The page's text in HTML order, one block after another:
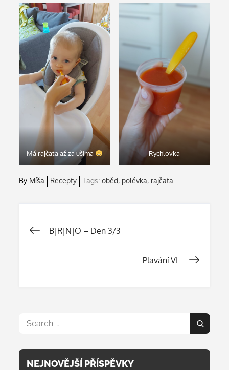
Má rajčata až za ušima Rychlovka
By Míša Recepty Tags:oběd, polévka, rajčata
Navigace
B|R|N|O – Den 3/3
Plavání VI.
Search
Search
NEJNOVĚJŠÍ PŘÍSPĚVKY